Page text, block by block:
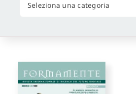
CONSIP / MEPA / ANVUR / CINECA
Autori
Seleziona una categoria